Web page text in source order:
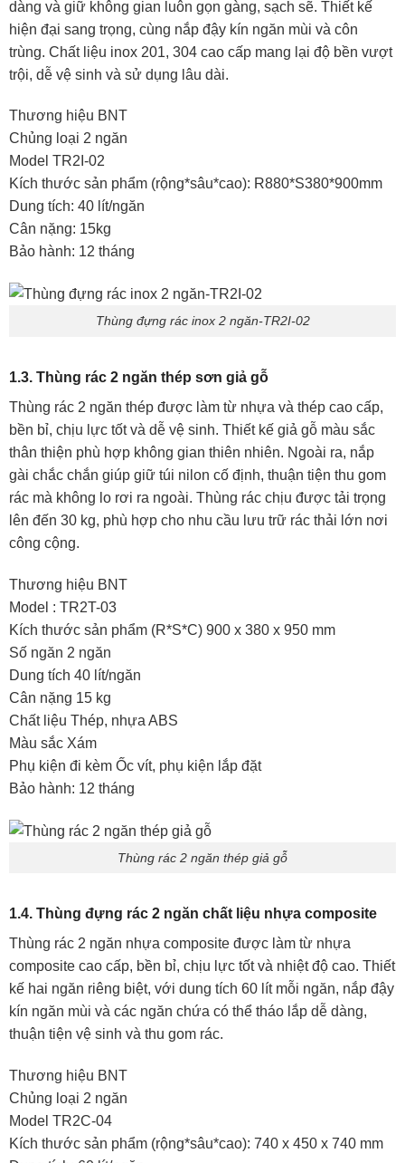
dàng và giữ không gian luôn gọn gàng, sạch sẽ. Thiết kế
hiện đại sang trọng, cùng nắp đậy kín ngăn mùi và côn
trùng. Chất liệu inox 201, 304 cao cấp mang lại độ bền vượt
trội, dễ vệ sinh và sử dụng lâu dài.
Thương hiệu BNT
Chủng loại 2 ngăn
Model TR2I-02
Kích thước sản phẩm (rộng*sâu*cao): R880*S380*900mm
Dung tích: 40 lít/ngăn
Cân nặng: 15kg
Bảo hành: 12 tháng
Thùng đựng rác inox 2 ngăn-TR2I-02
1.3. Thùng rác 2 ngăn thép sơn giả gỗ
Thùng rác 2 ngăn thép được làm từ nhựa và thép cao cấp,
bền bỉ, chịu lực tốt và dễ vệ sinh. Thiết kế giả gỗ màu sắc
thân thiện phù hợp không gian thiên nhiên. Ngoài ra, nắp
gài chắc chắn giúp giữ túi nilon cố định, thuận tiện thu gom
rác mà không lo rơi ra ngoài. Thùng rác chịu được tải trọng
lên đến 30 kg, phù hợp cho nhu cầu lưu trữ rác thải lớn nơi
công cộng.
Thương hiệu BNT
Model : TR2T-03
Kích thước sản phẩm (R*S*C) 900 x 380 x 950 mm
Số ngăn 2 ngăn
Dung tích 40 lít/ngăn
Cân nặng 15 kg
Chất liệu Thép, nhựa ABS
Màu sắc Xám
Phụ kiện đi kèm Ốc vít, phụ kiện lắp đặt
Bảo hành: 12 tháng
Thùng rác 2 ngăn thép giả gỗ
1.4. Thùng đựng rác 2 ngăn chất liệu nhựa composite
Thùng rác 2 ngăn nhựa composite được làm từ nhựa
composite cao cấp, bền bỉ, chịu lực tốt và nhiệt độ cao. Thiết
kế hai ngăn riêng biệt, với dung tích 60 lít mỗi ngăn, nắp đậy
kín ngăn mùi và các ngăn chứa có thể tháo lắp dễ dàng,
thuận tiện vệ sinh và thu gom rác.
Thương hiệu BNT
Chủng loại 2 ngăn
Model TR2C-04
Kích thước sản phẩm (rộng*sâu*cao): 740 x 450 x 740 mm